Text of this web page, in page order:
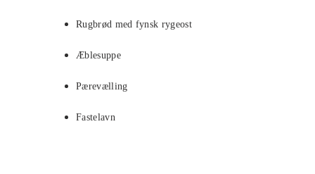
Rugbrød med fynsk rygeost
Æblesuppe
Pærevælling
Fastelavn